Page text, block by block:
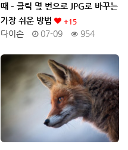
때 – 클릭 몇 번으로 JPG로 바꾸는
가장 쉬운 방법
+15
다이손 07-09 954